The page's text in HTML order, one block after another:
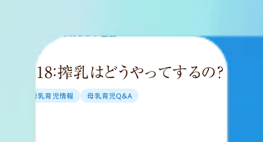
MENU
Q18：搾乳はどうやってするの？
母乳育児情報 母乳育児Ｑ＆Ａ